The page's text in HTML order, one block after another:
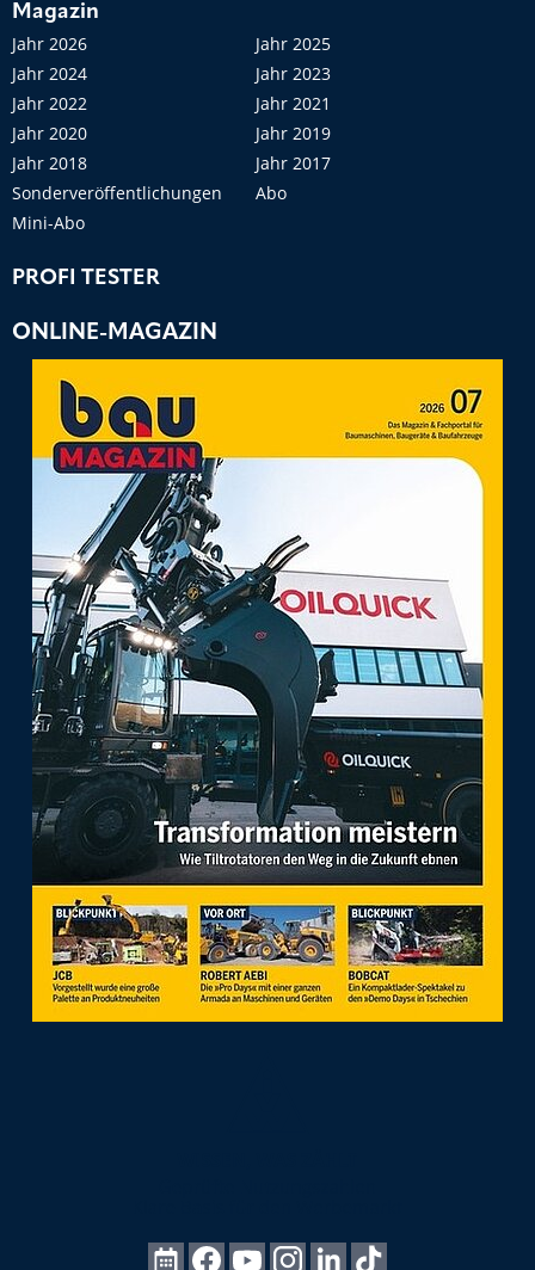
Magazin
Jahr 2026
Jahr 2025
Jahr 2024
Jahr 2023
Jahr 2022
Jahr 2021
Jahr 2020
Jahr 2019
Jahr 2018
Jahr 2017
Sonderveröffentlichungen
Abo
Mini-Abo
PROFI TESTER
ONLINE-MAGAZIN